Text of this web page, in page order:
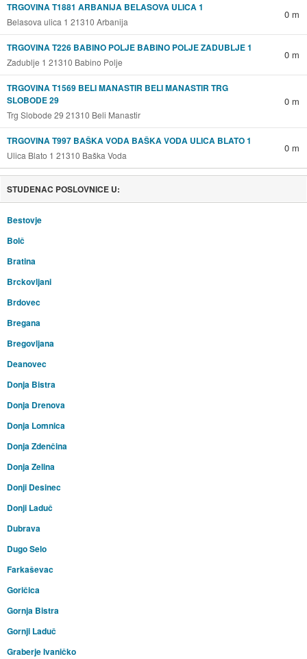
TRGOVINA T1881 ARBANIJA BELASOVA ULICA 1
Belasova ulica 1 21310 Arbanija
0 m
TRGOVINA T226 BABINO POLJE BABINO POLJE ZADUBLJE 1
Zadublje 1 21310 Babino Polje
0 m
TRGOVINA T1569 BELI MANASTIR BELI MANASTIR TRG
SLOBODE 29
Trg Slobode 29 21310 Beli Manastir
0 m
TRGOVINA T997 BAŠKA VODA BAŠKA VODA ULICA BLATO 1
Ulica Blato 1 21310 Baška Voda
0 m
STUDENAC POSLOVNICE U:
Bestovje
Bolč
Bratina
Brckovljani
Brdovec
Bregana
Bregovljana
Deanovec
Donja Bistra
Donja Drenova
Donja Lomnica
Donja Zdenčina
Donja Zelina
Donji Desinec
Donji Laduč
Dubrava
Dugo Selo
Farkaševac
Goričica
Gornja Bistra
Gornji Laduč
Graberje Ivaničko